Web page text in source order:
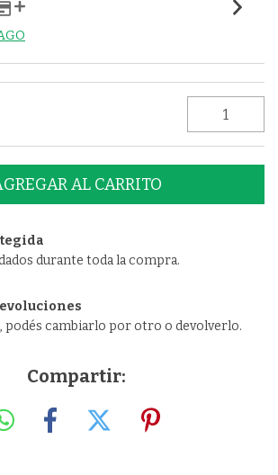
durante toda la compra.
podés cambiarlo por otro o devolverlo.
Compartir: